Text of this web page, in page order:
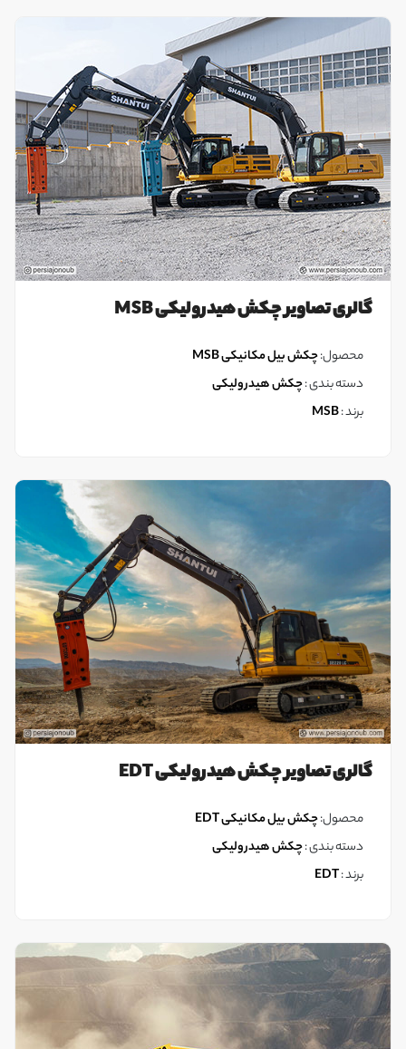
گالری تصاویر چکش هیدرولیکی MSB
محصول:چکش بیل مکانیکی MSB
دسته بندی :چکش هیدرولیکی
برند :MSB
گالری تصاویر چکش هیدرولیکی EDT
محصول:چکش بیل مکانیکی EDT
دسته بندی :چکش هیدرولیکی
برند :EDT